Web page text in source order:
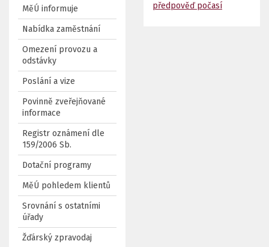
MěÚ informuje
Nabídka zaměstnání
Omezení provozu a
odstávky
Poslání a vize
Povinně zveřejňované
informace
Registr oznámení dle
159/2006 Sb.
Dotační programy
MěÚ pohledem klientů
Srovnání s ostatními
úřady
Žďárský zpravodaj
předpověď počasí